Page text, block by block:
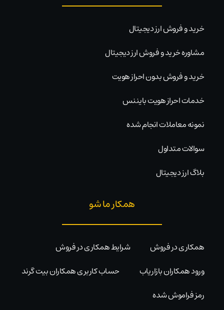
خرید و فروش ارز دیجیتال
مشاوره خرید و فروش ارز دیجیتال
خرید و فروش بدون احراز هویت
خدمات احراز هویت بایننس
نمونه معاملات انجام شده
سوالات متداول
بلاگ ارز دیجیتال
همکار ما شو
همکاری در فروش
شرایط همکاری در فروش
ورود همکاران بازاریاب
حساب کاربری همکاران بیت گرند
رمز فراموش شده